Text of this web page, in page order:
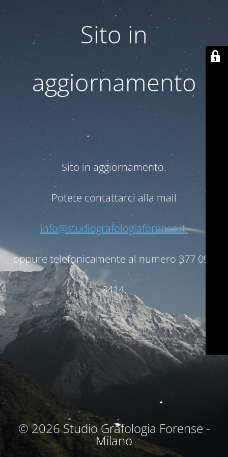
Sito in
aggiornamento
Sito in aggiornamento.
Potete contattarci alla mail
info@studiografologiaforense.it
oppure telefonicamente al numero 377 096
8414.
© 2026 Studio Grafologia Forense -
Milano